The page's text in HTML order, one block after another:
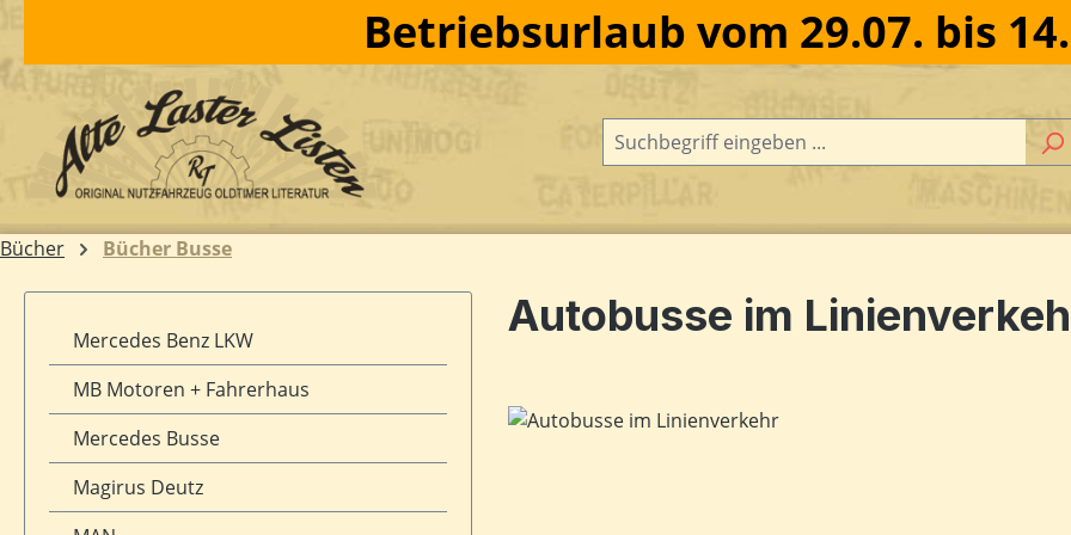
Betriebsurlaub vom 29.07. bis
Bücher Bücher Busse
Mercedes Benz LKW
MB Motoren + Fahrerhaus
Mercedes Busse
Magirus Deutz
Autobusse im
Bildergalerie überspringen